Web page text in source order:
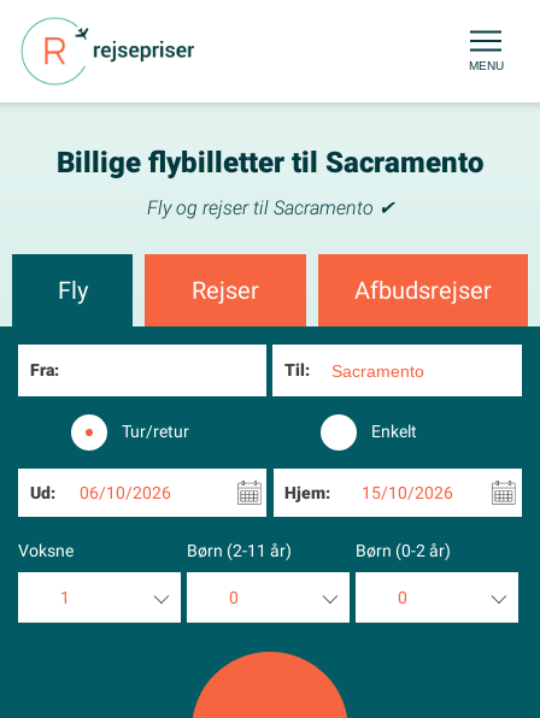
MENU
Billige flybilletter til Sacramento
Fly og rejser til Sacramento ✔
Fly Rejser Afbudsrejser
Fra: Til:
Tur/retur Enkelt
Ud: 06/10/2026 Hjem: 15/10/2026
Voksne
1
Børn (2-11 år)
0
Børn (0-2 år)
0